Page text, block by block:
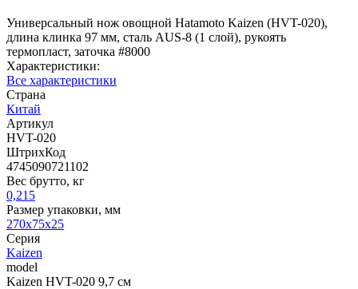
Универсальный нож овощной Hatamoto Kaizen (HVT-020),
длина клинка 97 мм, сталь AUS-8 (1 слой), рукоять
термопласт, заточка #8000
Характеристики:
Все характеристики
Страна
Китай
Артикул
HVT-020
ШтрихКод
4745090721102
Вес брутто, кг
0,215
Размер упаковки, мм
270x75x25
Серия
Kaizen
model
Kaizen HVT-020 9,7 см